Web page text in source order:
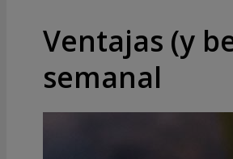
Ventajas (y
semanal